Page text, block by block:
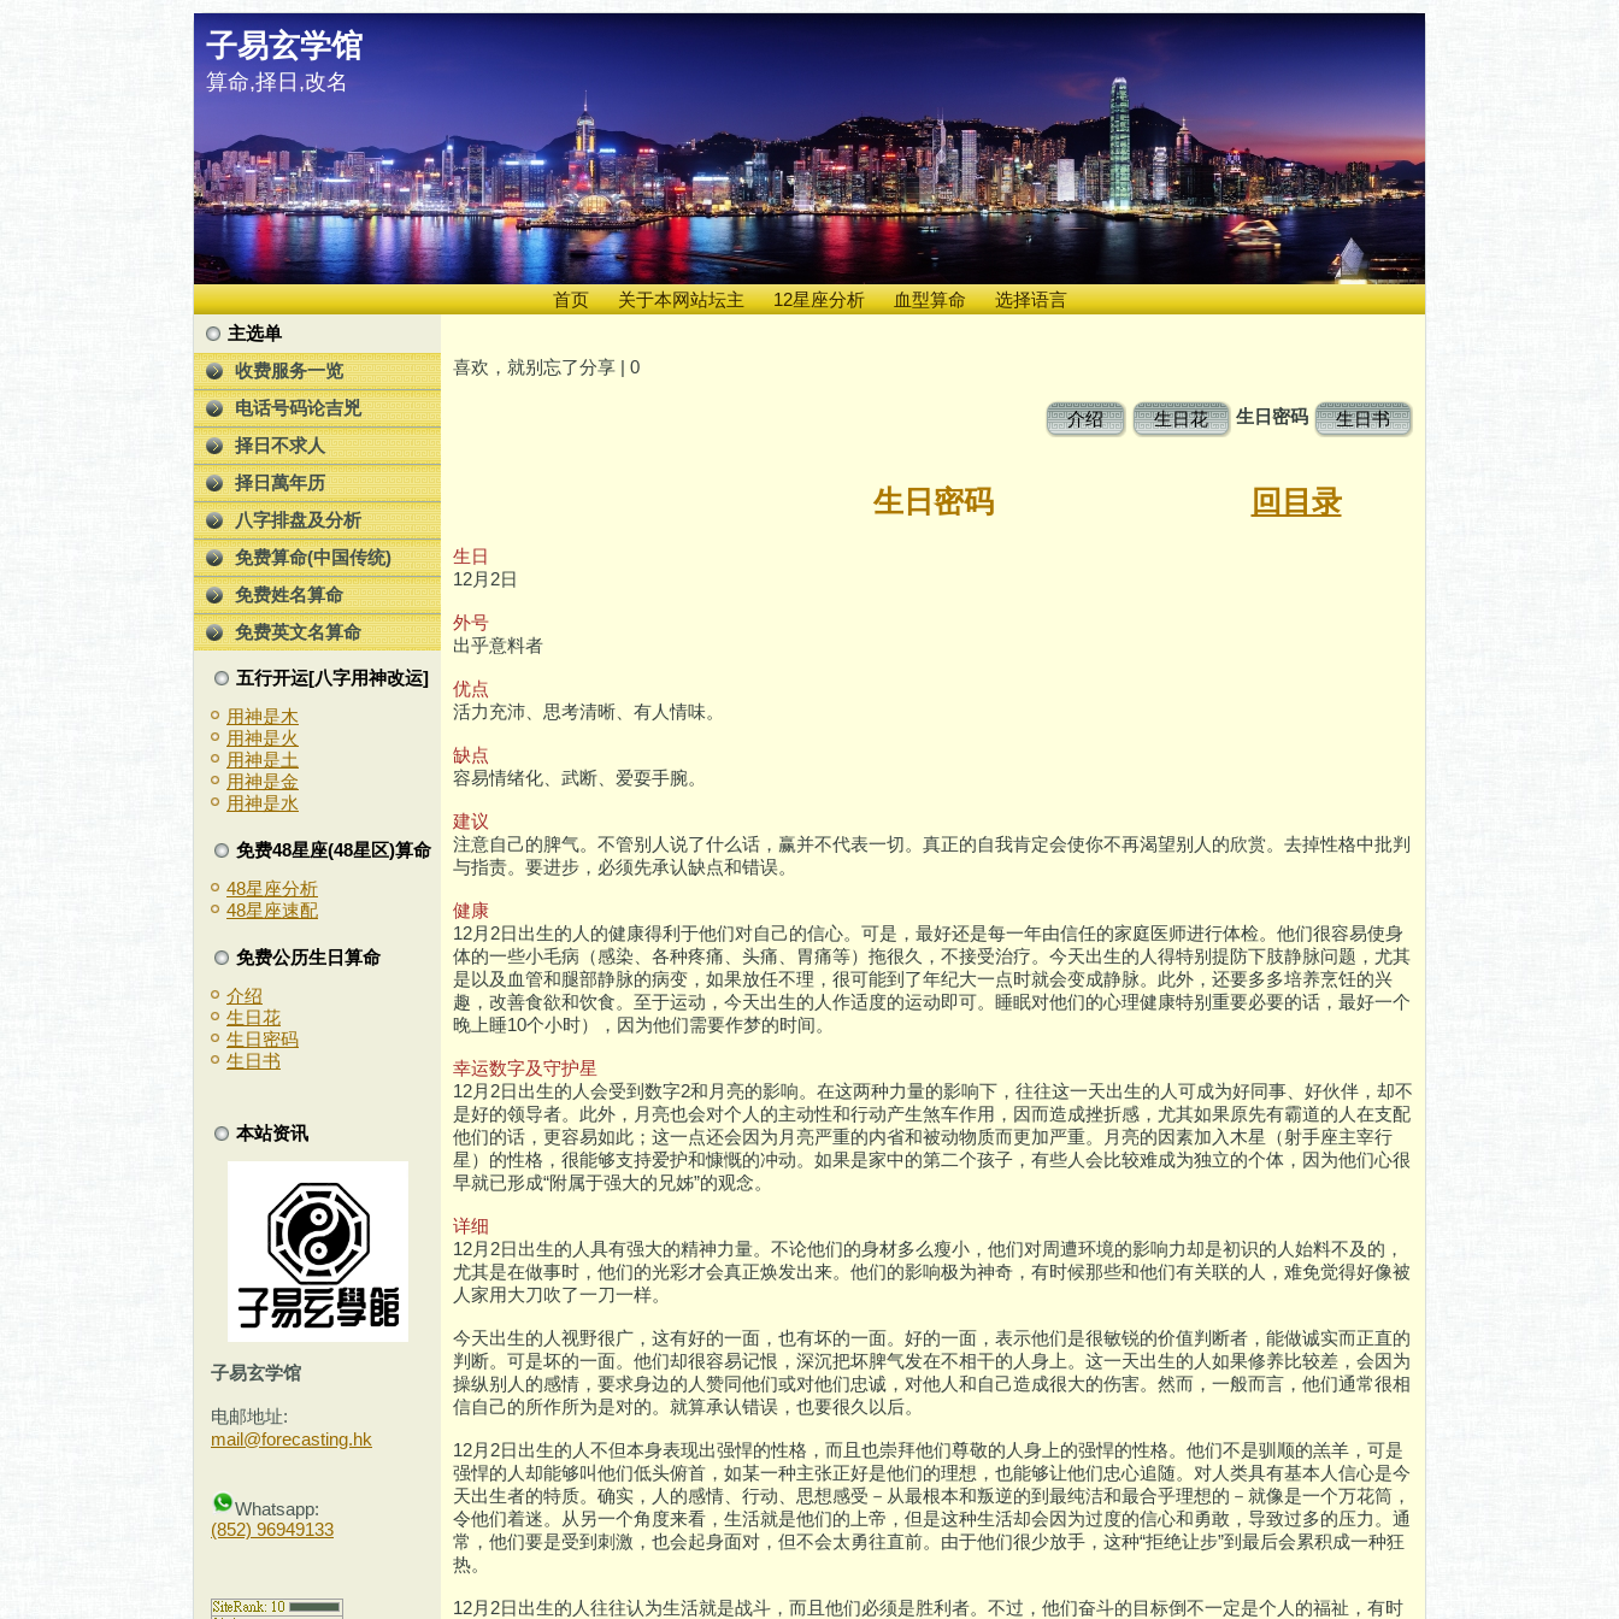
子易玄学馆
算命,择日,改名
首页 关于本网站坛主 12星座分析 血型算命
选择语言
主选单
收费服务一览
电话号码论吉兇
择日不求人
择日萬年历
八字排盘及分析
免费算命(中国传统)
免费姓名算命
免费英文名算命
五行开运[八字用神改运]
用神是木
用神是火
用神是土
用神是金
用神是水
免费48星座(48星区)算命
48星座分析
48星座速配
免费公历生日算命
介绍
生日花
生日密码
生日书
本站资讯
子易玄学馆
电邮地址:
mail@forecasting.hk
Whatsapp:
(852) 96949133
喜欢，就别忘了分享 | 0
介绍 生日花 生日密码 生日书
生日密码 回目录
生日
12月2日
外号
出乎意料者
优点
活力充沛、思考清晰、有人情味。
缺点
容易情绪化、武断、爱耍手腕。
建议
注意自己的脾气。不管别人说了什么话，赢并不代表一切。真正的自我肯定会使你不再渴望别人的欣赏。去掉性格中批判
与指责。要进步，必须先承认缺点和错误。
健康
12月2日出生的人的健康得利于他们对自己的信心。可是，最好还是每一年由信任的家庭医师进行体检。他们很容易使身
体的一些小毛病（感染、各种疼痛、头痛、胃痛等）拖很久，不接受治疗。今天出生的人得特别提防下肢静脉问题，尤其
是以及血管和腿部静脉的病变，如果放任不理，很可能到了年纪大一点时就会变成静脉。此外，还要多多培养烹饪的兴
趣，改善食欲和饮食。至于运动，今天出生的人作适度的运动即可。睡眠对他们的心理健康特别重要必要的话，最好一个
晚上睡10个小时），因为他们需要作梦的时间。
幸运数字及守护星
12月2日出生的人会受到数字2和月亮的影响。在这两种力量的影响下，往往这一天出生的人可成为好同事、好伙伴，却不
是好的领导者。此外，月亮也会对个人的主动性和行动产生煞车作用，因而造成挫折感，尤其如果原先有霸道的人在支配
他们的话，更容易如此；这一点还会因为月亮严重的内省和被动物质而更加严重。月亮的因素加入木星（射手座主宰行
星）的性格，很能够支持爱护和慷慨的冲动。如果是家中的第二个孩子，有些人会比较难成为独立的个体，因为他们心很
早就已形成“附属于强大的兄姊”的观念。
详细
12月2日出生的人具有强大的精神力量。不论他们的身材多么瘦小，他们对周遭环境的影响力却是初识的人始料不及的，
尤其是在做事时，他们的光彩才会真正焕发出来。他们的影响极为神奇，有时候那些和他们有关联的人，难免觉得好像被
人家用大刀吹了一刀一样。
今天出生的人视野很广，这有好的一面，也有坏的一面。好的一面，表示他们是很敏锐的价值判断者，能做诚实而正直的
判断。可是坏的一面。他们却很容易记恨，深沉把坏脾气发在不相干的人身上。这一天出生的人如果修养比较差，会因为
操纵别人的感情，要求身边的人赞同他们或对他们忠诚，对他人和自己造成很大的伤害。然而，一般而言，他们通常很相
信自己的所作所为是对的。就算承认错误，也要很久以后。
12月2日出生的人不但本身表现出强悍的性格，而且也崇拜他们尊敬的人身上的强悍的性格。他们不是驯顺的羔羊，可是
强悍的人却能够叫他们低头俯首，如某一种主张正好是他们的理想，也能够让他们忠心追随。对人类具有基本人信心是今
天出生者的特质。确实，人的感情、行动、思想感受－从最根本和叛逆的到最纯洁和最合乎理想的－就像是一个万花筒，
令他们着迷。从另一个角度来看，生活就是他们的上帝，但是这种生活却会因为过度的信心和勇敢，导致过多的压力。通
常，他们要是受到刺激，也会起身面对，但不会太勇往直前。由于他们很少放手，这种“拒绝让步”到最后会累积成一种狂
热。
12月2日出生的人往往认为生活就是战斗，而且他们必须是胜利者。不过，他们奋斗的目标倒不一定是个人的福祉，有时